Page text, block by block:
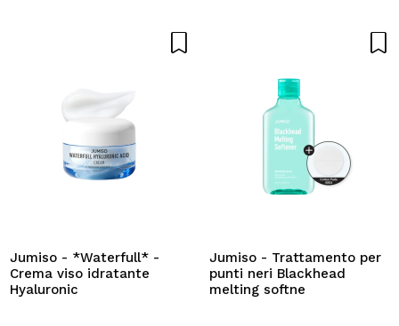
Jumiso - *Waterfull* -
Crema viso idratante
Hyaluronic
Jumiso - Trattamento per
punti neri Blackhead
melting softne